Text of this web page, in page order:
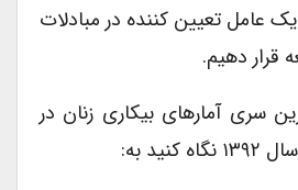
عامل تعیین کننده در مبادلات
دهیم.
سری آمارهای بیکاری زنان در
به: